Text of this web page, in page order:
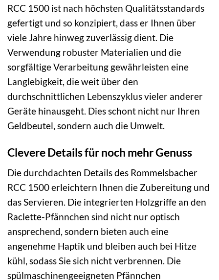
RCC 1500 ist nach höchsten Qualitätsstandards
gefertigt und so konzipiert, dass er Ihnen über
viele Jahre hinweg zuverlässig dient. Die
Verwendung robuster Materialien und die
sorgfältige Verarbeitung gewährleisten eine
Langlebigkeit, die weit über den
durchschnittlichen Lebenszyklus vieler anderer
Geräte hinausgeht. Dies schont nicht nur Ihren
Geldbeutel, sondern auch die Umwelt.
Clevere Details für noch mehr Genuss
Die durchdachten Details des Rommelsbacher
RCC 1500 erleichtern Ihnen die Zubereitung und
das Servieren. Die integrierten Holzgriffe an den
Raclette-Pfännchen sind nicht nur optisch
ansprechend, sondern bieten auch eine
angenehme Haptik und bleiben auch bei Hitze
kühl, sodass Sie sich nicht verbrennen. Die
spülmaschinengeeigneten Pfännchen